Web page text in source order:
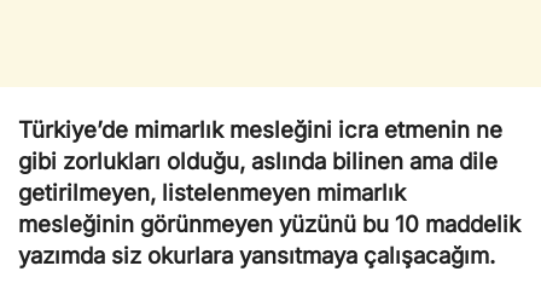
Türkiye’de mimarlık mesleğini icra etmenin ne
gibi zorlukları olduğu, aslında bilinen ama dile
getirilmeyen, listelenmeyen mimarlık
mesleğinin görünmeyen yüzünü bu 10 maddelik
yazımda siz okurlara yansıtmaya çalışacağım.